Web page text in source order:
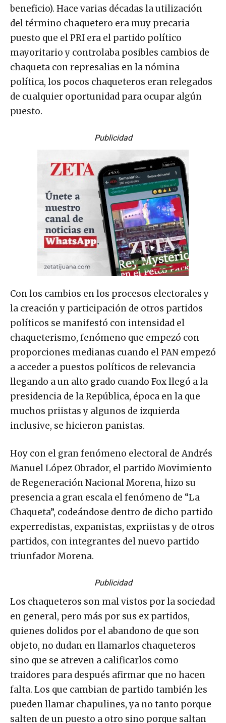
beneficio). Hace varias décadas la utilización
del término chaquetero era muy precaria
puesto que el PRI era el partido político
mayoritario y controlaba posibles cambios de
chaqueta con represalias en la nómina
política, los pocos chaqueteros eran relegados
de cualquier oportunidad para ocupar algún
puesto.
Publicidad
Con los cambios en los procesos electorales y
la creación y participación de otros partidos
políticos se manifestó con intensidad el
chaqueterismo, fenómeno que empezó con
proporciones medianas cuando el PAN empezó
a acceder a puestos políticos de relevancia
llegando a un alto grado cuando Fox llegó a la
presidencia de la República, época en la que
muchos priistas y algunos de izquierda
inclusive, se hicieron panistas.
Hoy con el gran fenómeno electoral de Andrés
Manuel López Obrador, el partido Movimiento
de Regeneración Nacional Morena, hizo su
presencia a gran escala el fenómeno de “La
Chaqueta”, codeándose dentro de dicho partido
experredistas, expanistas, expriistas y de otros
partidos, con integrantes del nuevo partido
triunfador Morena.
Publicidad
Los chaqueteros son mal vistos por la sociedad
en general, pero más por sus ex partidos,
quienes dolidos por el abandono de que son
objeto, no dudan en llamarlos chaqueteros
sino que se atreven a calificarlos como
traidores para después afirmar que no hacen
falta. Los que cambian de partido también les
pueden llamar chapulines, ya no tanto porque
salten de un puesto a otro sino porque saltan